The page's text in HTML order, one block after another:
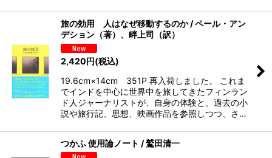
旅の効用 人はなぜ移動するのか / ペール・アン
デション（著）、畔上司（訳）
2,420円(税込)
19.6cm×14cm 351P 再入荷しました。 これま
でインドを中心に世界中を旅してきたフィンラン
ド人ジャーナリストが、自身の体験と、過去の小
説や旅行記、思想、映画作品を参照しつつ、さ…
つかふ 使用論ノート / 鷲田清一